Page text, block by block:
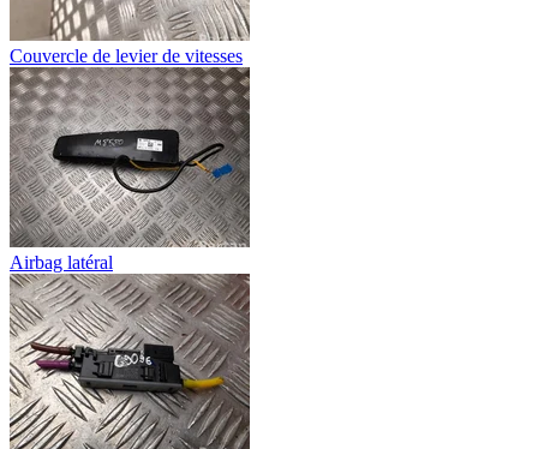
Couvercle de levier de vitesses
Airbag latéral